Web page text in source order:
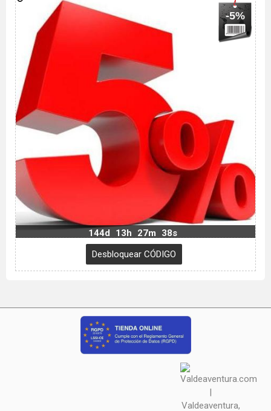
-5%
144d 13h 27m 37s